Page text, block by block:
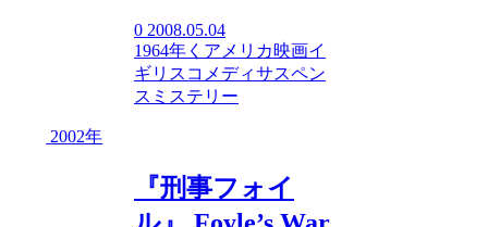
0 2008.05.04
1964年 く アメリカ映画イ
ギリス コメディサスペン
ス ミステリー
2002年
『刑事フォイ